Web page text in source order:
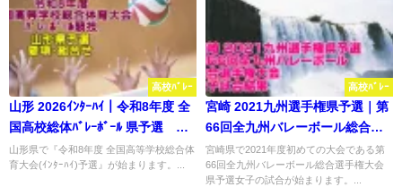
高校ﾊﾞﾚｰ
山形 2026ｲﾝﾀｰﾊｲ｜令和8年度 全
国高校総体ﾊﾞﾚｰﾎﾞｰﾙ 県予選 要
項･組合せ
山形県で『令和8年度 全国高等学校総合体
育大会(ｲﾝﾀｰﾊｲ)予選』が始まります。...
高校ﾊﾞﾚｰ
宮崎 2021九州選手権県予選｜第
66回全九州バレーボール総合選
手権大会 女子試合結果
宮崎県で2021年度初めての大会である第
66回全九州バレーボール総合選手権大会
県予選女子の試合が始まります。...